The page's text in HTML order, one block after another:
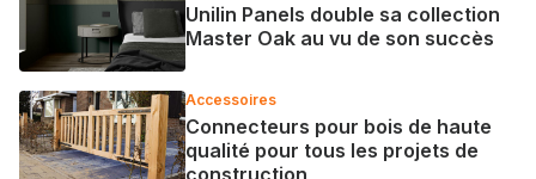
Unilin Panels double sa collection
Master Oak au vu de son succès
Accessoires
Connecteurs pour bois de haute
qualité pour tous les projets de
construction